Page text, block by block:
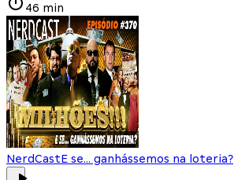
46 min
NerdCastE se... ganhássemos na loteria?